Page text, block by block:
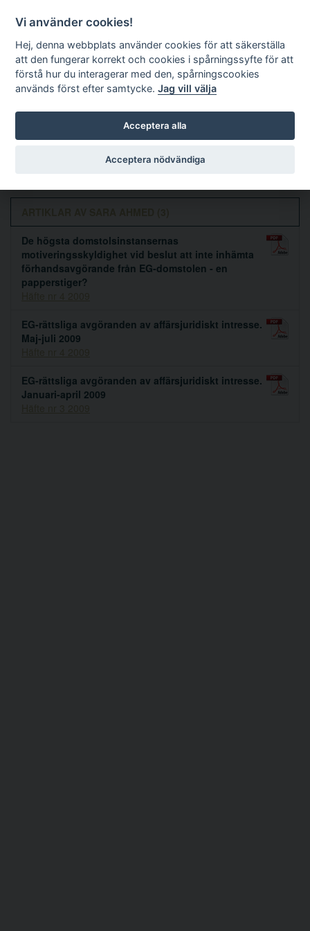
Sök
Sara Ahmed
De högsta domstolsinstansernas
motiveringsskyldighet vid beslut att inte inhämta
förhandsavgörande från EG-domstolen - en
papperstiger?
EG-rättsliga avgöranden av affärsjuridiskt intresse.
Maj-juli 2009
EG-rättsliga avgöranden av affärsjuridiskt intresse.
Januari-april 2009
Vi använder cookies!
Hej, denna webbplats använder cookies för att säkerställa
att den fungerar korrekt och cookies i spårningssyfte för att
förstå hur du interagerar med den, spårningscookies
används först efter samtycke.Jag vill välja
Acceptera alla
Acceptera nödvändiga